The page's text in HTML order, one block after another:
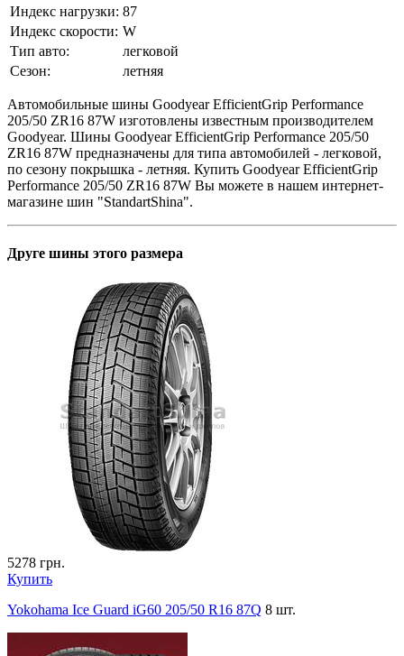
Индекс нагрузки: 87
Индекс скорости: W
Тип авто:
легковой
Сезон:
летняя
Автомобильные шины Goodyear EfficientGrip Performance
205/50 ZR16 87W изготовлены известным производителем
Goodyear. Шины Goodyear EfficientGrip Performance 205/50
ZR16 87W предназначены для типа автомобилей - легковой,
по сезону покрышка - летняя. Купить Goodyear EfficientGrip
Performance 205/50 ZR16 87W Вы можете в нашем интернет-
магазине шин "StandartShina".
Друге шины этого размера
5278 грн.
Купить
Yokohama Ice Guard iG60 205/50 R16 87Q 8 шт.